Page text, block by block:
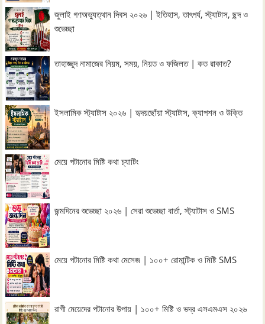
জুলাই গণঅভ্যুত্থান দিবস ২০২৬ | ইতিহাস, তাৎপর্য, স্ট্যাটাস, ছন্দ ও
শুভেচ্ছা
তাহাজ্জুদ নামাজের নিয়ম, সময়, নিয়ত ও ফজিলত | কত রাকাত?
ইসলামিক স্ট্যাটাস ২০২৬ | হৃদয়ছোঁয়া স্ট্যাটাস, ক্যাপশন ও উক্তি
মেয়ে পটানোর মিষ্টি কথা চ্যাটিং
জন্মদিনের শুভেচ্ছা ২০২৬ | সেরা শুভেচ্ছা বার্তা, স্ট্যাটাস ও SMS
মেয়ে পটানোর মিষ্টি কথা মেসেজ | ১০০+ রোমান্টিক ও মিষ্টি SMS
রাগী মেয়েদের পটানোর উপায় | ১০০+ মিষ্টি ও ভদ্র এসএমএস ২০২৬